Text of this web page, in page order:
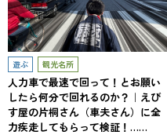
遊ぶ 観光名所
人力車で最速で回って！とお願い
したら何分で回れるのか？｜えび
す屋の片桐さん（車夫さん）に全
力疾走してもらって検証！……